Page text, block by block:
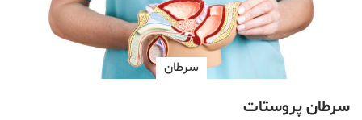
سرطان
سرطان پروستات